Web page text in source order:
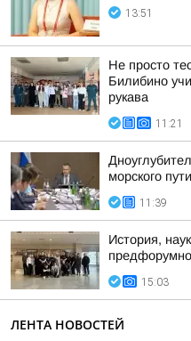
13:51
Не просто
Билибино
рукава
11:21
морского
11:39
История,
15:03
ЛЕНТА НОВОСТЕЙ